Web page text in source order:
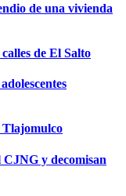
de una vivienda
de El Salto
Tlajomulco
y decomisan